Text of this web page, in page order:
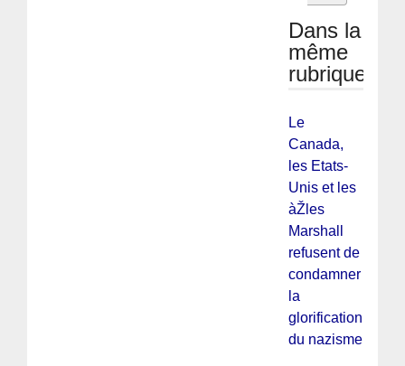
Dans la
même
rubrique
Le
Canada,
les Etats-
Unis et les
àŽles
Marshall
refusent de
condamner
la
glorification
du nazisme